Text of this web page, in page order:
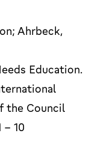
Ahrbeck,
Education.
the Council
- 10